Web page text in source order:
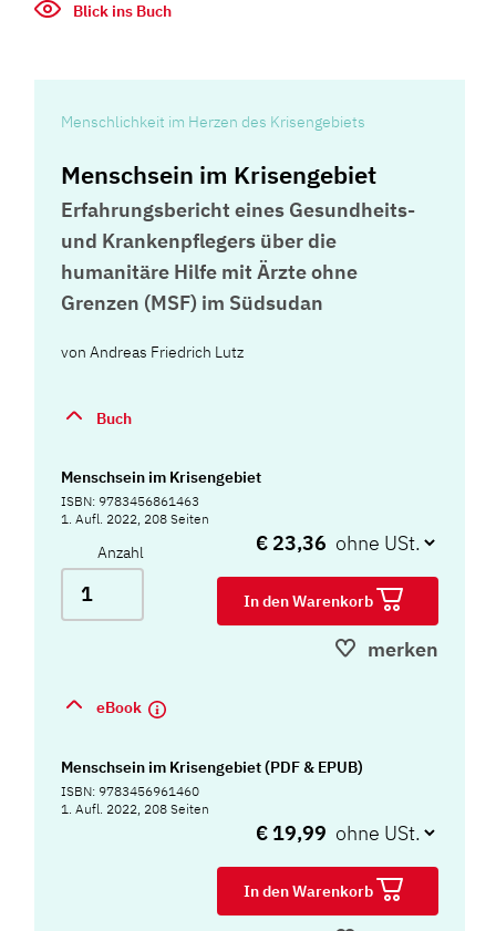
Blick ins Buch
Menschlichkeit im Herzen des Krisengebiets
Menschsein im Krisengebiet
Erfahrungsbericht eines Gesundheits-
und Krankenpflegers über die
humanitäre Hilfe mit Ärzte ohne
Grenzen (MSF) im Südsudan
vonAndreas Friedrich Lutz
Buch
Menschsein im Krisengebiet
ISBN: 9783456861463
1. Aufl. 2022, 208 Seiten
Anzahl € 23,36
In den Warenkorb
merken
eBook
Menschsein im Krisengebiet (PDF & EPUB)
ISBN: 9783456961460
1. Aufl. 2022, 208 Seiten
€ 19,99
In den Warenkorb